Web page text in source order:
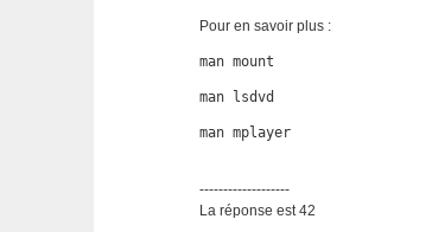
Pour en savoir plus :
man mount
man lsdvd
man mplayer
-------------------
La réponse est 42